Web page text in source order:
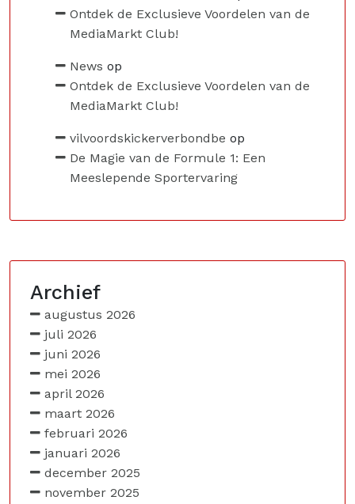
Ontdek de Exclusieve Voordelen van de
MediaMarkt Club!
News op
Ontdek de Exclusieve Voordelen van de
MediaMarkt Club!
vilvoordskickerverbondbe op
De Magie van de Formule 1: Een
Meeslepende Sportervaring
Archief
augustus 2026
juli 2026
juni 2026
mei 2026
april 2026
maart 2026
februari 2026
januari 2026
december 2025
november 2025